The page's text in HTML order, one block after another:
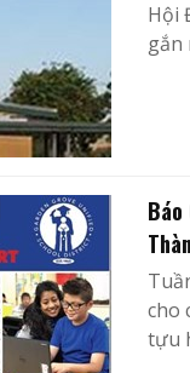
Hội
gắn
cho
tựu